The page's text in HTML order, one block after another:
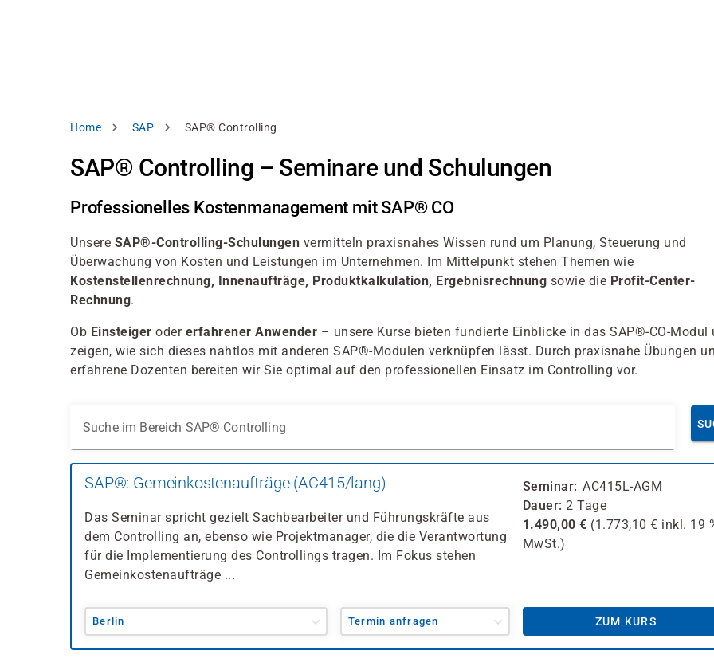
Pfadnavigation
Home SAP SAP® Controlling
SAP® Controlling – Seminare und Schulungen
Professionelles Kostenmanagement mit SAP® CO
Unsere SAP®-Controlling-Schulungen vermitteln praxisnahes Wissen rund um Planung, Steuerung und
Überwachung von Kosten und Leistungen im Unternehmen. Im Mittelpunkt stehen Themen wie
Kostenstellenrechnung, Innenaufträge, Produktkalkulation, Ergebnisrechnung sowie die Profit-Center-
Rechnung.
Ob Einsteiger oder erfahrener Anwender – unsere Kurse bieten fundierte Einblicke in das SAP®-CO-Modul
zeigen, wie sich dieses nahtlos mit anderen SAP®-Modulen verknüpfen lässt. Durch praxisnahe Übungen
erfahrene Dozenten bereiten wir Sie optimal auf den professionellen Einsatz im Controlling vor.
Suche im Bereich SAP® Controlling
SAP®: Gemeinkostenaufträge (AC415/lang)
Das Seminar spricht gezielt Sachbearbeiter und Führungskräfte aus
dem Controlling an, ebenso wie Projektmanager, die die Verantwortung
für die Implementierung des Controllings tragen. Im Fokus stehen
Gemeinkostenaufträge ...
Seminar
AC415L-AGM
Dauer 2 Tage
1.490,00 € (1.773,10 € inkl. 19
MwSt.)
Berlin Termin anfragen ZUM KURS
akzeptieren
Datenschutzhinweis